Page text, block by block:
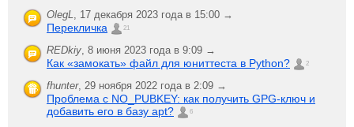
OlegL, 17 декабря 2023 года в 15:00 →
Перекличка 21
REDkiy, 8 июня 2023 года в 9:09 →
Как «замокать» файл для юниттеста в Python? 2
fhunter, 29 ноября 2022 года в 2:09 →
Проблема с NO_PUBKEY: как получить GPG-ключ и
добавить его в базу apt?
6